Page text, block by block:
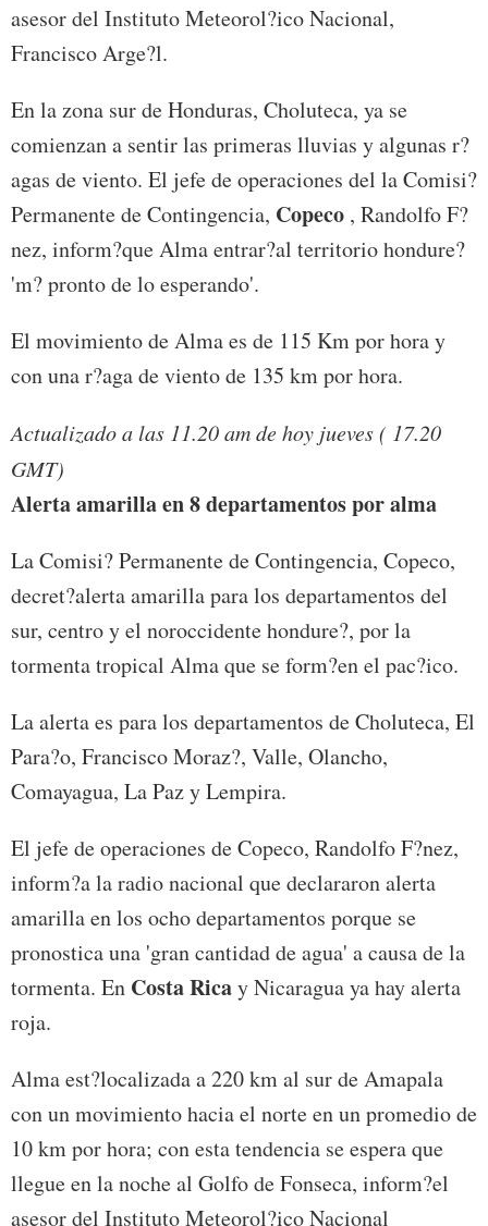
asesor del Instituto Meteorol?ico Nacional,
Francisco Arge?l.
En la zona sur de Honduras, Choluteca, ya se
comienzan a sentir las primeras lluvias y algunas r?
agas de viento. El jefe de operaciones del la Comisi?
Permanente de Contingencia, Copeco , Randolfo F?
nez, inform?que Alma entrar?al territorio hondure?
'm? pronto de lo esperando'.
El movimiento de Alma es de 115 Km por hora y
con una r?aga de viento de 135 km por hora.
Actualizado a las 11.20 am de hoy jueves ( 17.20
GMT)
Alerta amarilla en 8 departamentos por alma
La Comisi? Permanente de Contingencia, Copeco,
decret?alerta amarilla para los departamentos del
sur, centro y el noroccidente hondure?, por la
tormenta tropical Alma que se form?en el pac?ico.
La alerta es para los departamentos de Choluteca, El
Para?o, Francisco Moraz?, Valle, Olancho,
Comayagua, La Paz y Lempira.
El jefe de operaciones de Copeco, Randolfo F?nez,
inform?a la radio nacional que declararon alerta
amarilla en los ocho departamentos porque se
pronostica una 'gran cantidad de agua' a causa de la
tormenta. En Costa Ricay Nicaragua ya hay alerta
roja.
Alma est?localizada a 220 km al sur de Amapala
con un movimiento hacia el norte en un promedio de
10 km por hora; con esta tendencia se espera que
llegue en la noche al Golfo de Fonseca, inform?el
asesor del Instituto Meteorol?ico Nacional